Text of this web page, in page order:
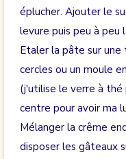
éplucher. Ajouter le
levure puis peu à peu
Etaler la pâte sur
cercles ou un moule
(j'utilise le verre à
centre pour avoir ma
Mélanger la crême
disposer les gâteaux